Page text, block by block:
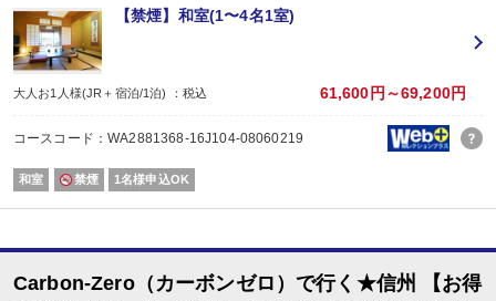
※１泊でのご予約はできません
※すべての宿泊日が同一条件となります。
【おたのしみメニュー】
・貸切風呂45分1,000円でご利用ＯＫ
（通常45分2,000円／チェックイン時先
・誕生日又は賀寿の方はケーキと記念写真付。結婚記念日の方はリキュール酒
※記念日前後二週間が宿泊期間中に含まれる場合に限ります。証明できるも
※予約条件入力の画面でチェックを入れて下さい。
【2名1室でご利用の場合】 おとな1名＋こどもA/B1名OK♪
おとな1名＋こども1名ご利用でも、お子様はこども代金でOK♪
【禁煙】和室(1〜4名1室)
大人お1人様(JR＋宿泊/1泊) ：税込 61,600円～69,200円
コースコード：WA2881368-16J104-08060219
和室 禁煙 1名様申込OK
Carbon-Zero（カーボンゼロ）で行く★信州 【お得